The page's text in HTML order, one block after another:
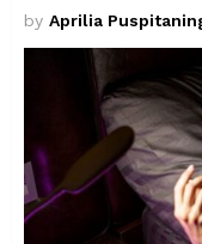
by Aprilia